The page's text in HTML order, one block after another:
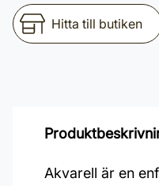
Hitta till butiken
Akvarell är en